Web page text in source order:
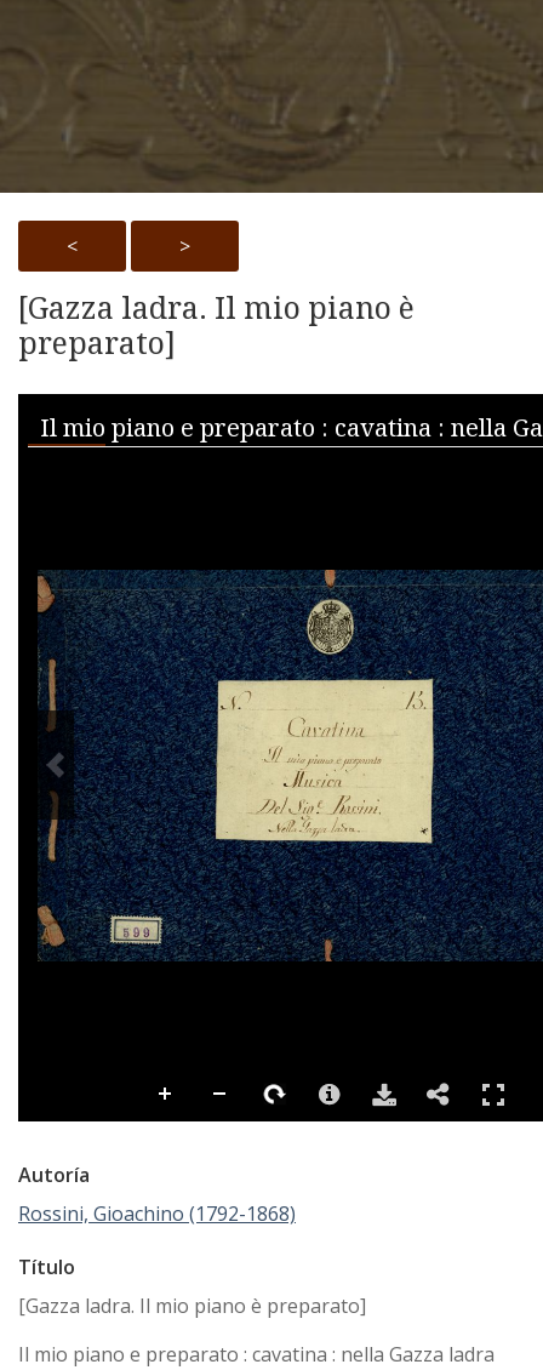
< >
[Gazza ladra. Il mio piano è
preparato]
Media Viewer
PREVIOUS IMAGE
Autoría
Rossini, Gioachino (1792-1868)
Título
[Gazza ladra. Il mio piano è preparato]
Il mio piano e preparato : cavatina : nella Gazza ladra